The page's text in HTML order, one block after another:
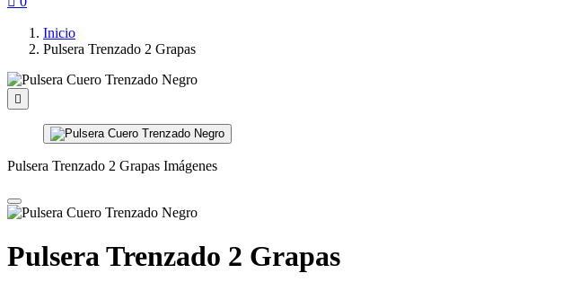
Inicio
Pulsera Trenzado 2 Grapas

Pulsera Trenzado 2 Grapas Imágenes
Pulsera Trenzado 2 Grapas